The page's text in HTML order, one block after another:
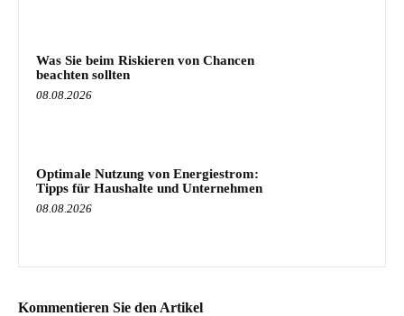
Was Sie beim Riskieren von Chancen
beachten sollten
08.08.2026
Optimale Nutzung von Energiestrom:
Tipps für Haushalte und Unternehmen
08.08.2026
Kommentieren Sie den Artikel